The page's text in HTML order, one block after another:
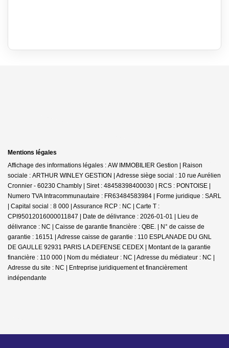
Mentions légales
Affichage des informations légales : AW IMMOBILIER Gestion | Raison
sociale : ARTHUR WINLEY GESTION | Adresse siège social : 10 rue Aurélien
Cronnier - 60230 Chambly | Siret : 48458398400030 | RCS : PONTOISE |
Numero TVA Intracommunautaire : FR63484583984 | Forme juridique : SARL
| Capital social : 8 000 | Assurance RCP : NC | Carte T :
CPI95012016000011847 | Date de délivrance : 2026-01-01 | Lieu de
délivrance : NC | Caisse de garantie financière : QBE. | N° de caisse de
garantie : 16151 | Adresse caisse de garantie : 110 ESPLANADE DU GNL
DE GAULLE 92931 PARIS LA DEFENSE CEDEX | Montant de la garantie
financière : 110 000 | Nom du médiateur : NC | Adresse du médiateur : NC |
Adresse du site : NC | Entreprise juridiquement et financièrement
indépendante